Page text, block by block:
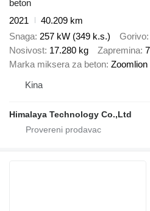
beton
2021
40.209 km
Snaga 257 kW (349 k.s.) Gorivo
Nosivost 17.280 kg Zapremina
Marka miksera za beton Zoomlion
Kina
Himalaya Technology Co.,Ltd